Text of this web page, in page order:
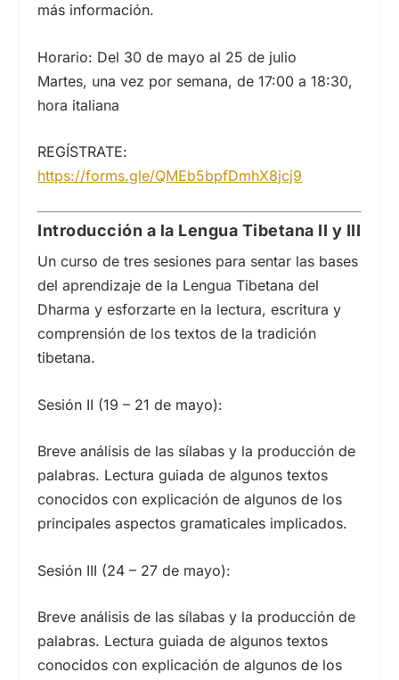
más información.
Horario: Del 30 de mayo al 25 de julio
Martes, una vez por semana, de 17:00 a 18:30,
hora italiana
REGÍSTRATE:
https://forms.gle/QMEb5bpfDmhX8jcj9
Introducción a la Lengua Tibetana II y III
Un curso de tres sesiones para sentar las bases
del aprendizaje de la Lengua Tibetana del
Dharma y esforzarte en la lectura, escritura y
comprensión de los textos de la tradición
tibetana.
Sesión II (19 – 21 de mayo):
Breve análisis de las sílabas y la producción de
palabras. Lectura guiada de algunos textos
conocidos con explicación de algunos de los
principales aspectos gramaticales implicados.
Sesión III (24 – 27 de mayo):
Breve análisis de las sílabas y la producción de
palabras. Lectura guiada de algunos textos
conocidos con explicación de algunos de los